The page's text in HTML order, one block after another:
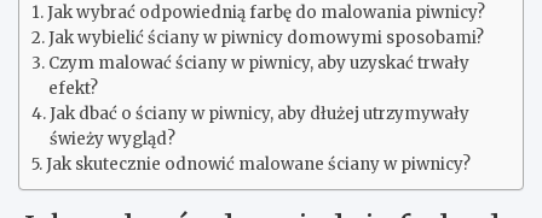
Jak wybrać odpowiednią farbę do malowania piwnicy?
Jak wybielić ściany w piwnicy domowymi sposobami?
Czym malować ściany w piwnicy, aby uzyskać trwały
efekt?
Jak dbać o ściany w piwnicy, aby dłużej utrzymywały
świeży wygląd?
Jak skutecznie odnowić malowane ściany w piwnicy?